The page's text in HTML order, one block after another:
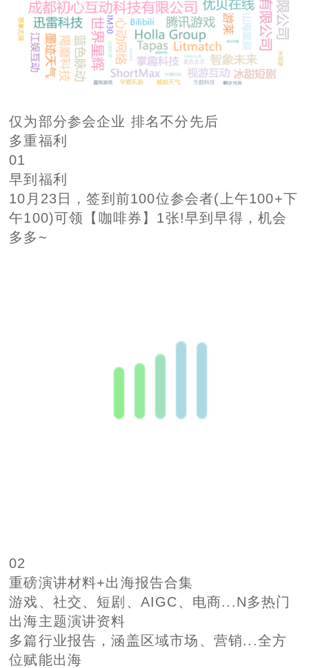
仅为部分参会企业 排名不分先后
多重福利
01
早到福利
10月23日，签到前100位参会者(上午100+下
午100)可领【咖啡券】1张!早到早得，机会
多多~
02
重磅演讲材料+出海报告合集
游戏、社交、短剧、AIGC、电商...N多热门
出海主题演讲资料
多篇行业报告，涵盖区域市场、营销...全方
位赋能出海